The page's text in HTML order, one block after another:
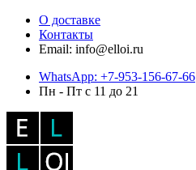
О доставке
Контакты
Email: info@elloi.ru
WhatsApp: +7-953-156-67-66
Пн - Пт с 11 до 21